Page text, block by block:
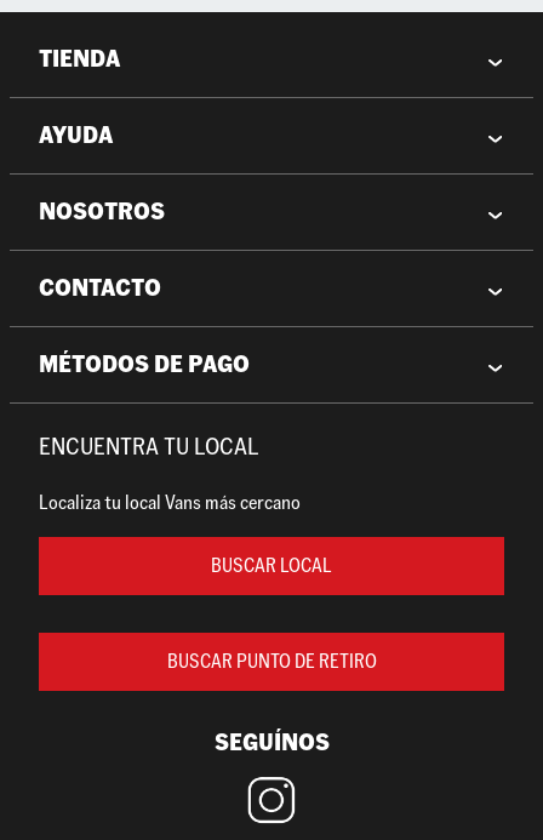
TIENDA
AYUDA
NOSOTROS
CONTACTO
MÉTODOS DE PAGO
ENCUENTRA TU LOCAL
Localiza tu local Vans más cercano
BUSCAR LOCAL
BUSCAR PUNTO DE RETIRO
SEGUÍNOS